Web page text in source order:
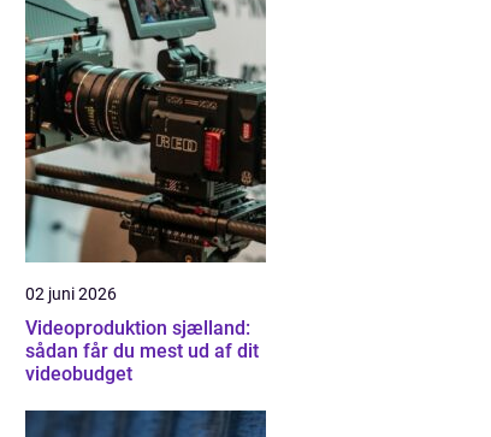
02 juni 2026
Videoproduktion sjælland:
sådan får du mest ud af dit
videobudget